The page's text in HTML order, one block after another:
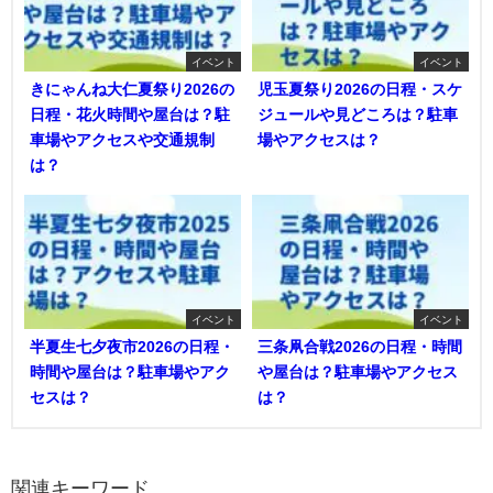
イベント
きにゃんね大仁夏祭り2026の
日程・花火時間や屋台は？駐
車場やアクセスや交通規制
は？
イベント
児玉夏祭り2026の日程・スケ
ジュールや見どころは？駐車
場やアクセスは？
イベント
半夏生七夕夜市2026の日程・
時間や屋台は？駐車場やアク
セスは？
イベント
三条凧合戦2026の日程・時間
や屋台は？駐車場やアクセス
は？
関連キーワード